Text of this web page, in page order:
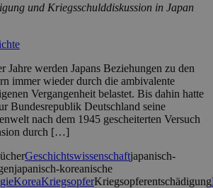
und Kriegsschulddiskussion in Japan
Jahre werden Japans Beziehungen zu den
immer wieder durch die ambivalente
Vergangenheit belastet. Bis dahin hatte
Bundesrepublik Deutschland seine
nach dem 1945 gescheiterten Versuch
durch […]
Geschichtswissenschaftjapanisch-
japanisch-koreanische
KoreaKriegsopferKriegsopferentschädigung